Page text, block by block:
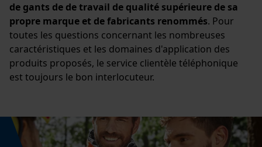
de gants de de travail de qualité supérieure de sa
propre marque et de fabricants renommés. Pour
toutes les questions concernant les nombreuses
caractéristiques et les domaines d'application des
produits proposés, le service clientèle téléphonique
est toujours le bon interlocuteur.